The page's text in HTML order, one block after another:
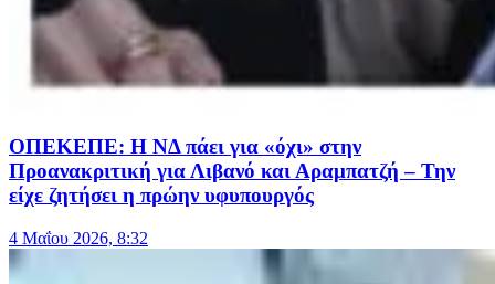
ΟΠΕΚΕΠΕ: Η ΝΔ πάει για «όχι» στην
Προανακριτική για Λιβανό και Αραμπατζή – Την
είχε ζητήσει η πρώην υφυπουργός
4 Μαΐου 2026, 8:32